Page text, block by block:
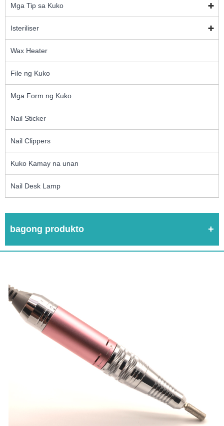
Mga Tip sa Kuko
Isteriliser
Wax Heater
File ng Kuko
Mga Form ng Kuko
Nail Sticker
Nail Clippers
Kuko Kamay na unan
Nail Desk Lamp
bagong produkto